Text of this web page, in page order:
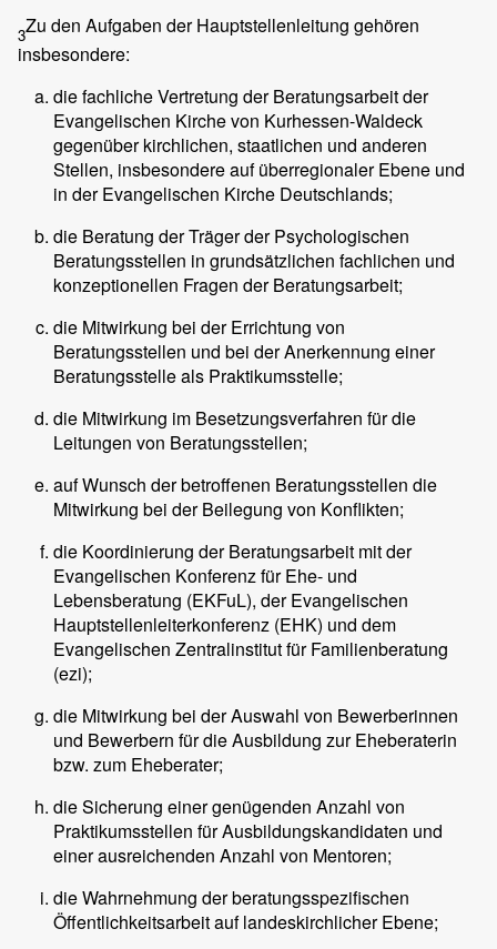
3Zu den Aufgaben der Hauptstellenleitung gehören
insbesondere:
die fachliche Vertretung der Beratungsarbeit der
Evangelischen Kirche von Kurhessen-Waldeck
gegenüber kirchlichen, staatlichen und anderen
Stellen, insbesondere auf überregionaler Ebene und
in der Evangelischen Kirche Deutschlands;
die Beratung der Träger der Psychologischen
Beratungsstellen in grundsätzlichen fachlichen und
konzeptionellen Fragen der Beratungsarbeit;
die Mitwirkung bei der Errichtung von
Beratungsstellen und bei der Anerkennung einer
Beratungsstelle als Praktikumsstelle;
die Mitwirkung im Besetzungsverfahren für die
Leitungen von Beratungsstellen;
auf Wunsch der betroffenen Beratungsstellen die
Mitwirkung bei der Beilegung von Konflikten;
die Koordinierung der Beratungsarbeit mit der
Evangelischen Konferenz für Ehe- und
Lebensberatung (EKFuL), der Evangelischen
Hauptstellenleiterkonferenz (EHK) und dem
Evangelischen Zentralinstitut für Familienberatung
(ezi);
die Mitwirkung bei der Auswahl von Bewerberinnen
und Bewerbern für die Ausbildung zur Eheberaterin
bzw. zum Eheberater;
die Sicherung einer genügenden Anzahl von
Praktikumsstellen für Ausbildungskandidaten und
einer ausreichenden Anzahl von Mentoren;
die Wahrnehmung der beratungsspezifischen
Öffentlichkeitsarbeit auf landeskirchlicher Ebene;